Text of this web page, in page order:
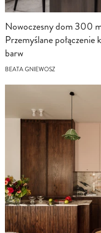
Nowoczesny dom 300
Przemyślane połączenie
barw
BEATA GNIEWOSZ